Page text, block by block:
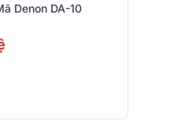
Denon DA-10